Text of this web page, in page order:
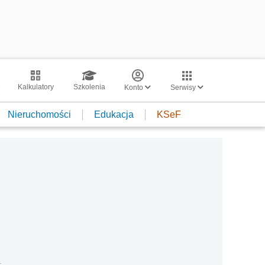
Kalkulatory Szkolenia Konto Serwisy
Nieruchomości Edukacja KSeF